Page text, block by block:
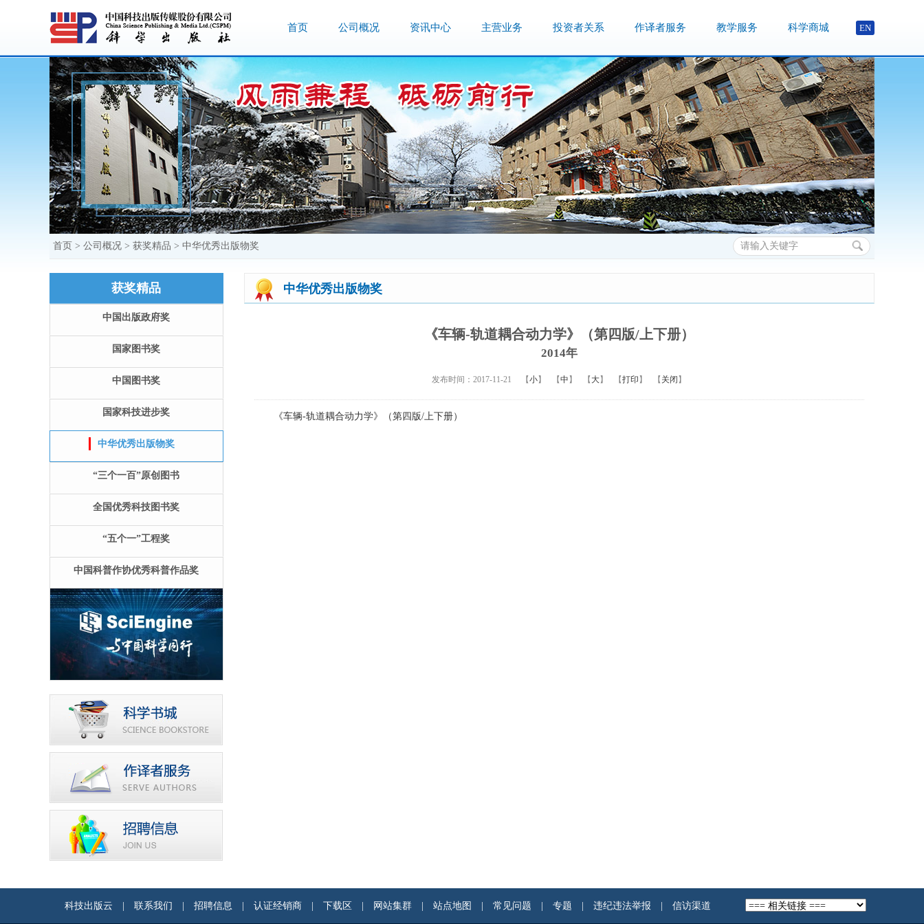
首页 公司概况 资讯中心 主营业务 投资者关系 作译者服务 教学服务 科学商城 EN
首页 > 公司概况 > 获奖精品 > 中华优秀出版物奖
获奖精品
中国出版政府奖
国家图书奖
中国图书奖
国家科技进步奖
中华优秀出版物奖
“三个一百”原创图书
全国优秀科技图书奖
“五个一”工程奖
中国科普作协优秀科普作品奖
中华优秀出版物奖
《车辆-轨道耦合动力学》（第四版/上下册）
2014年
发布时间：2017-11-21 【小】 【中 】 【 大】 【打印 】 【 关闭 】
《车辆-轨道耦合动力学》（第四版/上下册）
科技出版云 联系我们 招聘信息 认证经销商 下载区 网站集群 站点地图 常见问题 专题 违纪违法举报 信访渠道